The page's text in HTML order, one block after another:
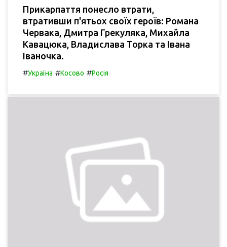
Прикарпаття понесло втрати,
втративши п'ятьох своїх героїв: Романа
Червака, Дмитра Грекуляка, Михайла
Кавацюка, Владислава Торка та Івана
Іваночка.
#Україна #Косово #Росія